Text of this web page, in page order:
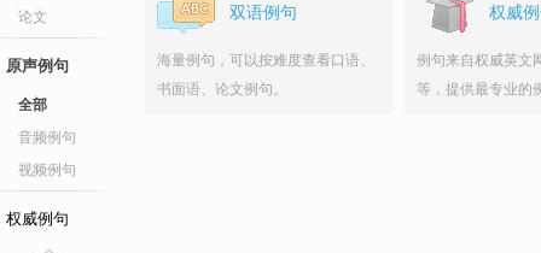
论文
原声例句
全部
音频例句
视频例句
权威例句
双语例句
海量例句，可以按难度查看口语、
书面语、论文例句。
权威
例句来自权威英文
等，提供最专业的